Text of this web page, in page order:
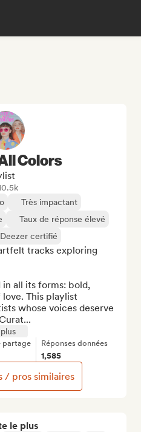
le plus
Colors
Très impactant
Taux de réponse élevé
certifié
tracks exploring
all its forms: bold,
This playlist
whose voices deserve
partage Réponses données
1,585
/ pros similaires